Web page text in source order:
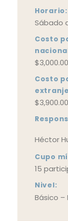
Horario:
Sábado
Costo
$3,000.00
Costo
$3,900.00
Héctor
Cupo
15
Nivel:
Básico